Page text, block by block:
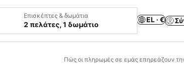
Επισκέπτες & δωμάτια
2 πελάτες, 1 δωμάτιο
EL · €
Πώς οι πληρωμές σε εμάς επηρεάζουν